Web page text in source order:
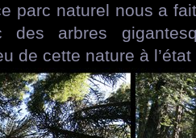
parc naturel nous a
des arbres
de cette nature à l’état